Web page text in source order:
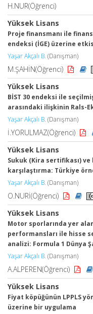
H.NUR(Öğrenci)
Yüksek Lisans
Proje finansmanı ile
endeksi (İGE) üzerine
Yaşar Akçalı B. (Danışman)
M.ŞAHİN(Öğrenci)
Yüksek Lisans
BİST 30 endeksi ile
arasındaki ilişkinin Rals-
Yaşar Akçalı B. (Danışman)
İ.YORULMAZ(Öğrenci)
Yüksek Lisans
Sukuk (Kira sertifikası)
karşılaştırma: Türkiye
Yaşar Akçalı B. (Danışman)
O.NURİ(Öğrenci)
Yüksek Lisans
Motor sporlarında yer
performansları ile hisse
analizi: Formula 1 Dünya
Yaşar Akçalı B. (Danışman)
A.ALPEREN(Öğrenci)
Yüksek Lisans
Fiyat köpüğünün LPPLS
üzerine bir uygulama